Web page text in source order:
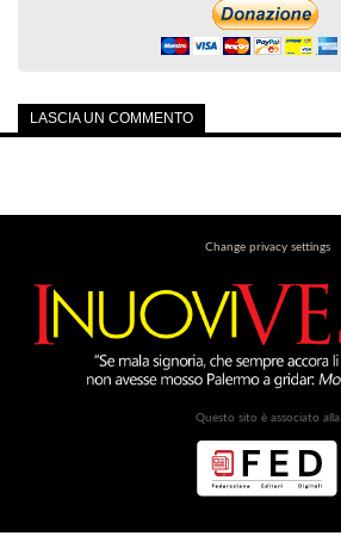
LASCIA UN COMMENTO
Change privacy settings
Questo sito è associato alla